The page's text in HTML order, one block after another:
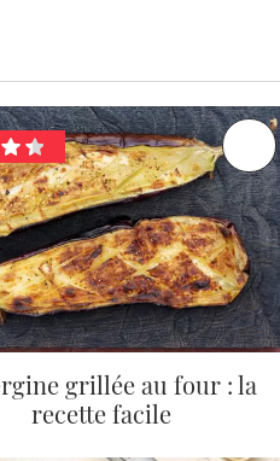
grillée au four : la
recette facile